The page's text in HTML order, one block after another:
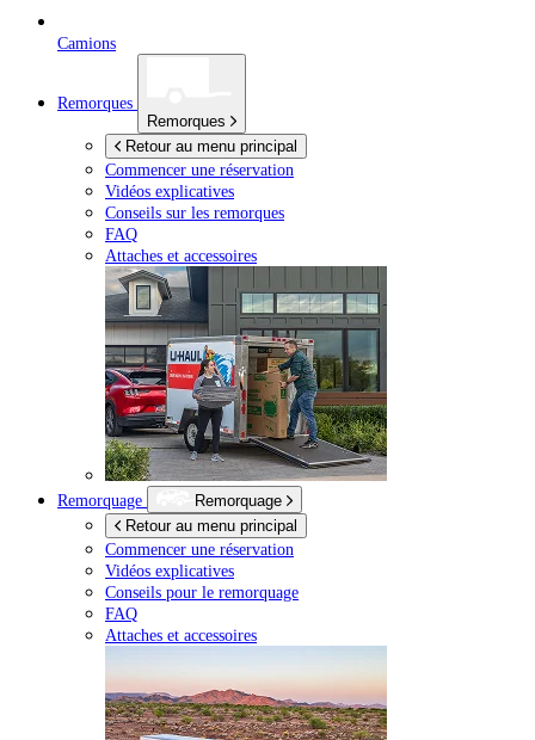
Camions
Remorques
Remorques
Retour au menu principal
Commencer une réservation
Vidéos explicatives
Conseils sur les remorques
FAQ
Attaches et accessoires
Remorquage
Remorquage
Retour au menu principal
Commencer une réservation
Vidéos explicatives
Conseils pour le remorquage
FAQ
Attaches et accessoires